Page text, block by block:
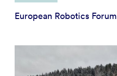
European Robotics Forum